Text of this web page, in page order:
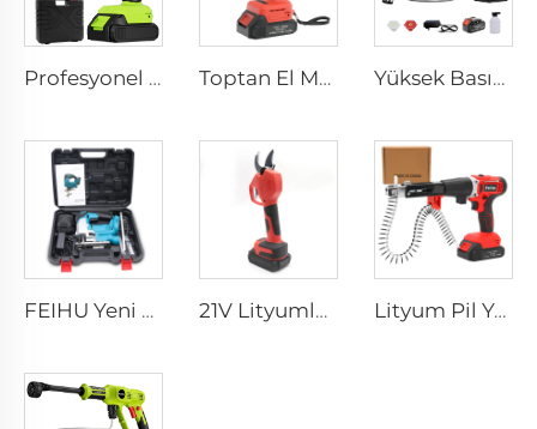
Profesyonel Kablosuz Elektrikli Matkap Tornavida 21V Lityum Pil ile Küçük Delme Makinesi, Ev Yapımı Uygulamaları İçin Tornavida Toptan El Matkabı Kablosuz Güçlü Matkaplar 21V Fırçasız Matkap Kablosuz Vidalar Sürücüler 10MM Metal Ağız ile Yüksek Basınçlı Kablosuz Taşınabilir Araba Yıkama Makinesi Otomatik ve Kirli Yıkamalar İçin Ekipman 20Bar Araba ve Bahçe Aleti
FEIHU Yeni Ürün Ahşap İşleme El Testeresi Güçlü Jigsaw Kablosuz Jig Saw 21V Lityumlu Kablosuz Bahçe Makasları Elektrikli Ağaç Budama Makasları Endüstriyel Sınıf 30MM Çelik Enerji Budama Makasları Lityum Pil Yüksek Sanayi Taşınabilir Mini Çok Satan Kablosuz Çivi Tabancası İnşaat İnşaatı İçin Çivi Tabancası